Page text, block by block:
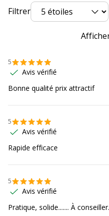
Filtrer
5
Avis vérifié
Bonne qualité prix attractif
5
Avis vérifié
Rapide efficace
5
Avis vérifié
Pratique, solide....... À conseiller.